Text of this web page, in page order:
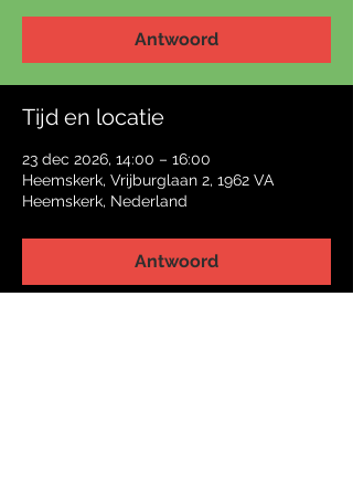
Antwoord
Tijd en locatie
23 dec 2026, 14:00 – 16:00
Heemskerk, Vrijburglaan 2, 1962 VA
Heemskerk, Nederland
Antwoord